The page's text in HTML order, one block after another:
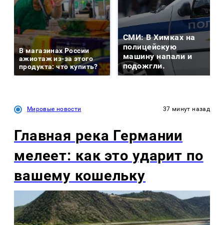
В магазинах России
ажиотаж из-за этого
продукта: что купить?
СМИ: В Химках на
полицейскую
машину напали и
подожгли.
Мировые новости 37 минут назад
Главная река Германии
мелеет: как это ударит по
вашему кошельку